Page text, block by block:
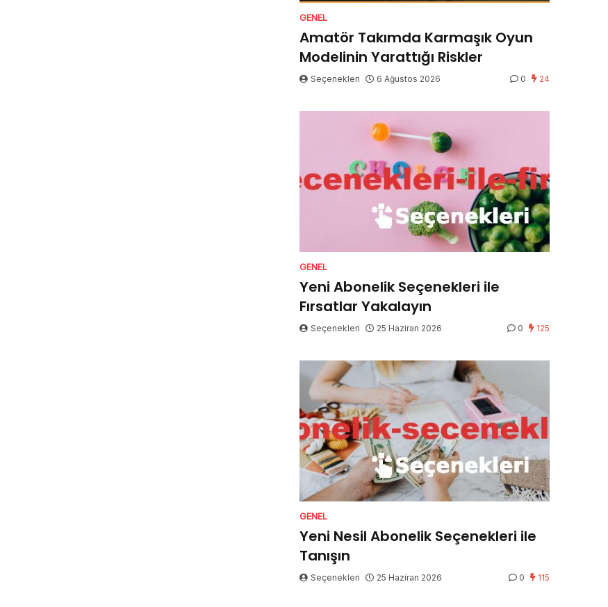
GENEL
Amatör Takımda Karmaşık Oyun
Modelinin Yarattığı Riskler
Seçenekleri 6 Ağustos 2026 0 24
GENEL
Yeni Abonelik Seçenekleri ile
Fırsatlar Yakalayın
Seçenekleri 25 Haziran 2026 0 125
GENEL
Yeni Nesil Abonelik Seçenekleri ile
Tanışın
Seçenekleri 25 Haziran 2026 0 115